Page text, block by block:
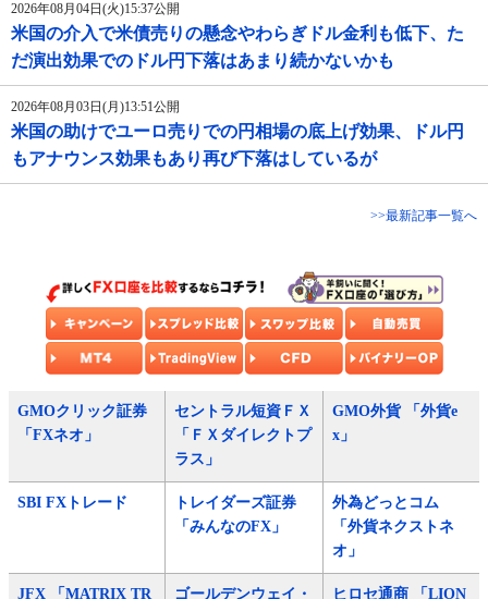
2026年08月04日(火)15:37公開
米国の介入で米債売りの懸念やわらぎドル金利も低下、た
だ演出効果でのドル円下落はあまり続かないかも
2026年08月03日(月)13:51公開
米国の助けでユーロ売りでの円相場の底上げ効果、ドル円
もアナウンス効果もあり再び下落はしているが
>>最新記事一覧へ
GMOクリック証券
「FXネオ」
セントラル短資ＦＸ
「ＦＸダイレクトプ
ラス」
GMO外貨 「外貨e
x」
SBI FXトレード
トレイダーズ証券
「みんなのFX」
外為どっとコム
「外貨ネクストネ
オ」
JFX 「MATRIX TR
ゴールデンウェイ・
ヒロセ通商 「LION